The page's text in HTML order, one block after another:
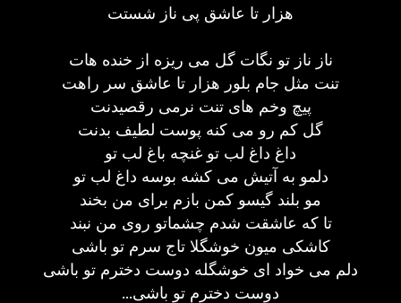
هزار تا عاشق پی ناز شستت
ناز ناز تو نگات گل می ریزه از خنده هات
تنت مثل جام بلور هزار تا عاشق سر راهت
پیچ وخم های تنت نرمی رقصیدنت
گل کم رو می کنه پوست لطیف بدنت
داغ داغ لب تو غنچه باغ لب تو
دلمو به آتیش می کشه بوسه داغ لب تو
مو بلند گیسو کمن بازم برای من بخند
تا که عاشقت شدم چشماتو روی من نبند
کاشکی میون خوشگلا تاج سرم تو باشی
دلم می خواد ای خوشگله دوست دخترم تو باشی
...دوست دخترم تو باشی